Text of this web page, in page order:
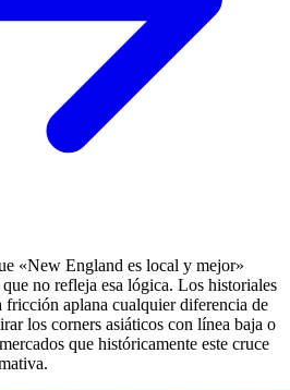
«New England es local y mejor»
no refleja esa lógica. Los historiales
fricción aplana cualquier diferencia de
los corners asiáticos con línea baja o
que históricamente este cruce